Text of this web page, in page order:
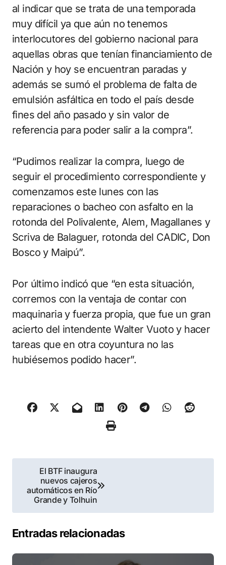
al indicar que se trata de una temporada
muy difícil ya que aún no tenemos
interlocutores del gobierno nacional para
aquellas obras que tenían financiamiento de
Nación y hoy se encuentran paradas y
además se sumó el problema de falta de
emulsión asfáltica en todo el país desde
fines del año pasado y sin valor de
referencia para poder salir a la compra”.
“Pudimos realizar la compra, luego de
seguir el procedimiento correspondiente y
comenzamos este lunes con las
reparaciones o bacheo con asfalto en la
rotonda del Polivalente, Alem, Magallanes y
Scriva de Balaguer, rotonda del CADIC, Don
Bosco y Maipú”.
Por último indicó que “en esta situación,
corremos con la ventaja de contar con
maquinaria y fuerza propia, que fue un gran
acierto del intendente Walter Vuoto y hacer
tareas que en otra coyuntura no las
hubiésemos podido hacer”.
Navegación
de
entradas
El BTF inaugura
nuevos cajeros
automáticos en Río
Grande y Tolhuin
Entradas relacionadas